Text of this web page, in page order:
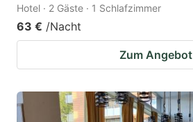
Hotel · 2 Gäste · 1 Schlafzimmer
63 € /Nacht
Zum Angebot